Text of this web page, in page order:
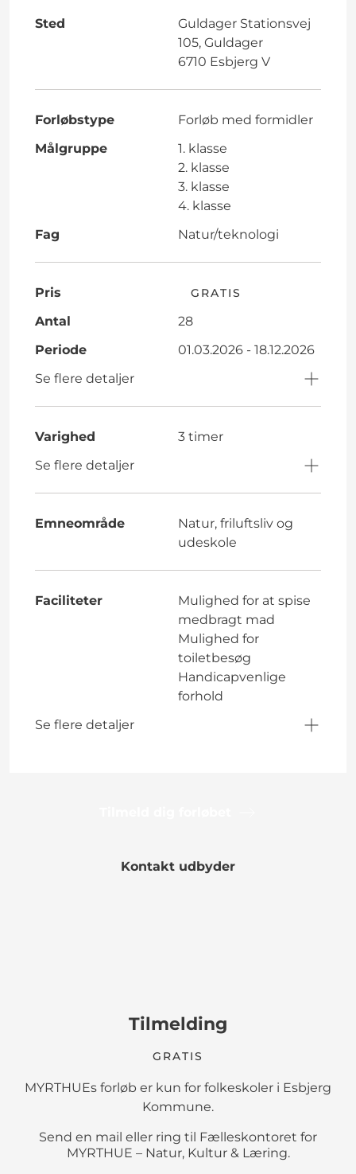
Sted
Guldager Stationsvej
105, Guldager
6710 Esbjerg V
Forløbstype
Forløb med formidler
Målgruppe
1. klasse
2. klasse
3. klasse
4. klasse
Fag
Natur/teknologi
Pris GRATIS
Antal
28
Periode
01.03.2026 - 18.12.2026
Se flere detaljer
Varighed
3 timer
Se flere detaljer
Emneområde
Natur, friluftsliv og
udeskole
Faciliteter
Mulighed for at spise
medbragt mad
Mulighed for
toiletbesøg
Handicapvenlige
forhold
Se flere detaljer
Kontakt udbyder
Tilmelding
GRATIS
MYRTHUEs forløb er kun for folkeskoler i Esbjerg
Kommune.
Send en mail eller ring til Fælleskontoret for
MYRTHUE – Natur, Kultur & Læring.